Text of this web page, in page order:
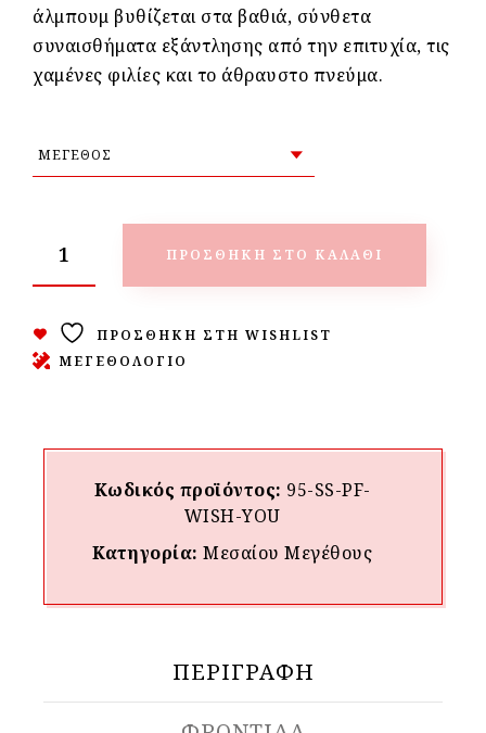
άλμπουμ βυθίζεται στα βαθιά, σύνθετα
συναισθήματα εξάντλησης από την επιτυχία, τις
χαμένες φιλίες και το άθραυστο πνεύμα.
ΠΡΟΣΘΉΚΗ ΣΤΟ ΚΑΛΆΘΙ
ΠΡΟΣΘΉΚΗ ΣΤΗ WISHLIST
ΜΕΓΕΘΟΛΟΓΙΟ
Κωδικός προϊόντος: 95-SS-PF-
WISH-ΥOU
Κατηγορία:Μεσαίου Mεγέθους
ΠΕΡΙΓΡΑΦΉ